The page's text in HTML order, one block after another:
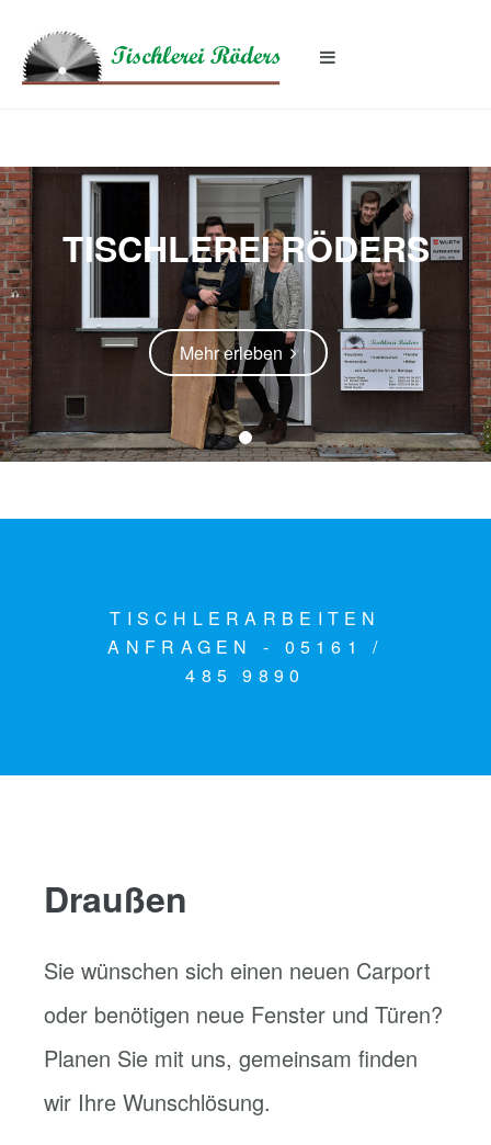
TISCHLEREI RÖDERS
Mehr erleben
TISCHLERARBEITEN
ANFRAGEN - 05161 /
485 9890
Draußen
Sie wünschen sich einen neuen Carport
oder benötigen neue Fenster und Türen?
Planen Sie mit uns, gemeinsam finden
wir Ihre Wunschlösung.